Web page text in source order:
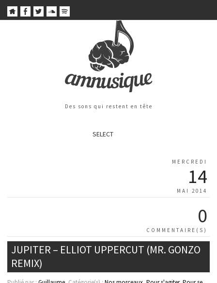
Des sons qui restent en tête
SELECT
MERCREDI
14
MAI 2014
0
COMMENTAIRE(S)
JUPITER – ELLIOT UPPERCUT (MR. GONZO
REMIX)